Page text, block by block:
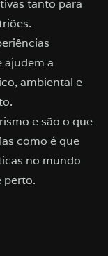
tanto para
ajudem a
ambiental e
e são o que
como é que
no mundo
perto.